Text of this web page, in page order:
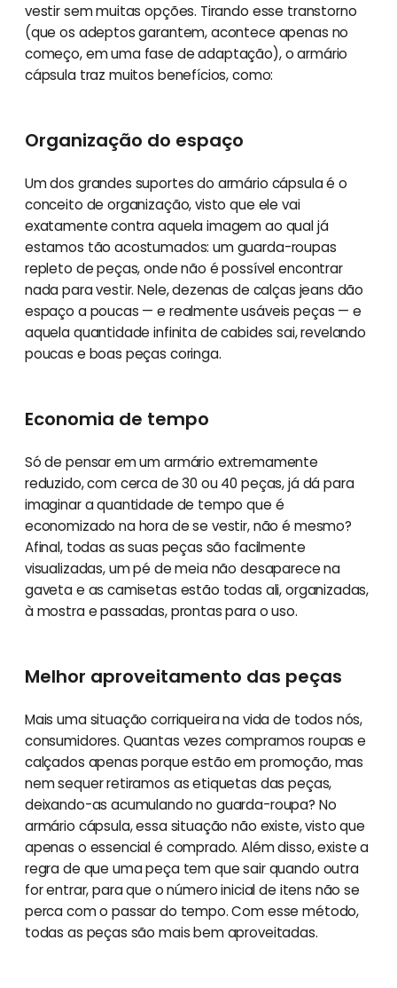
vestir sem muitas opções. Tirando esse transtorno
(que os adeptos garantem, acontece apenas no
começo, em uma fase de adaptação), o armário
cápsula traz muitos benefícios, como:
Organização do espaço
Um dos grandes suportes do armário cápsula é o
conceito de organização, visto que ele vai
exatamente contra aquela imagem ao qual já
estamos tão acostumados: um guarda-roupas
repleto de peças, onde não é possível encontrar
nada para vestir. Nele, dezenas de calças jeans dão
espaço a poucas — e realmente usáveis peças — e
aquela quantidade infinita de cabides sai, revelando
poucas e boas peças coringa.
Economia de tempo
Só de pensar em um armário extremamente
reduzido, com cerca de 30 ou 40 peças, já dá para
imaginar a quantidade de tempo que é
economizado na hora de se vestir, não é mesmo?
Afinal, todas as suas peças são facilmente
visualizadas, um pé de meia não desaparece na
gaveta e as camisetas estão todas ali, organizadas,
à mostra e passadas, prontas para o uso.
Melhor aproveitamento das peças
Mais uma situação corriqueira na vida de todos nós,
consumidores. Quantas vezes compramos roupas e
calçados apenas porque estão em promoção, mas
nem sequer retiramos as etiquetas das peças,
deixando-as acumulando no guarda-roupa? No
armário cápsula, essa situação não existe, visto que
apenas o essencial é comprado. Além disso, existe a
regra de que uma peça tem que sair quando outra
for entrar, para que o número inicial de itens não se
perca com o passar do tempo. Com esse método,
todas as peças são mais bem aproveitadas.